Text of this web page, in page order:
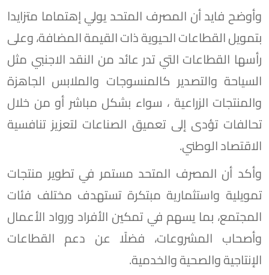
وأوضح فايد أن المصرف المتحد يولي إهتماما متزايدا
بتمويل القطاعات الحيوية ذات القيمة المضافة، وعلى
رأسها القطاعات التي تدر عائد من النقد الاجنبي مثل
السياحة والتصدير كالمنسوجات والملابس الجاهزة
والمنتجات الزراعية ، سواء بشكل مباشر أو من خلال
تحالفات تؤدى إلى تعميق الصناعات لتعزيز تنافسية
الاقتصاد الوطني.
وأكد أن المصرف المتحد مستمر في تطوير منتجات
تمويلية واستثمارية مبتكرة تستهدف مختلف فئات
المجتمع، بما يسهم في تمكين الأفراد ورواد الأعمال
وأصحاب المشروعات، فضلًا عن دعم القطاعات
الإنتاجية والصحية والخدمية.